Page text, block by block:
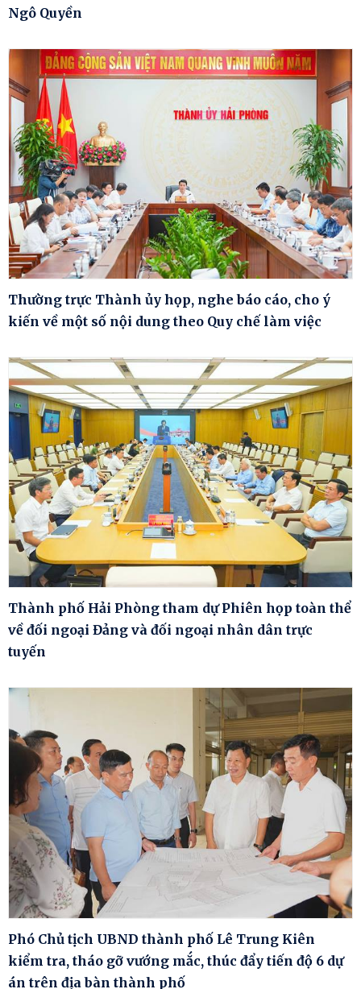
Ngô Quyền
Thường trực Thành ủy họp, nghe báo cáo, cho ý
kiến về một số nội dung theo Quy chế làm việc
Thành phố Hải Phòng tham dự Phiên họp toàn thể
về đối ngoại Đảng và đối ngoại nhân dân trực
tuyến
Phó Chủ tịch UBND thành phố Lê Trung Kiên
kiểm tra, tháo gỡ vướng mắc, thúc đẩy tiến độ 6 dự
án trên địa bàn thành phố